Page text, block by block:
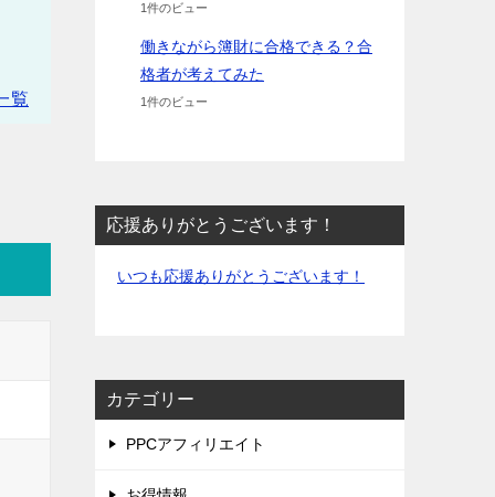
覧
1件のビュー
働きながら簿財に合格できる？合
格者が考えてみた
1件のビュー
応援ありがとうございます！
いつも応援ありがとうございます！
カテゴリー
PPCアフィリエイト